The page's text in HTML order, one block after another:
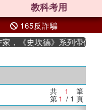
教科考用
165反詐騙
《史坎德》系列帶你踏上
共 1 筆
第 1 / 1 頁